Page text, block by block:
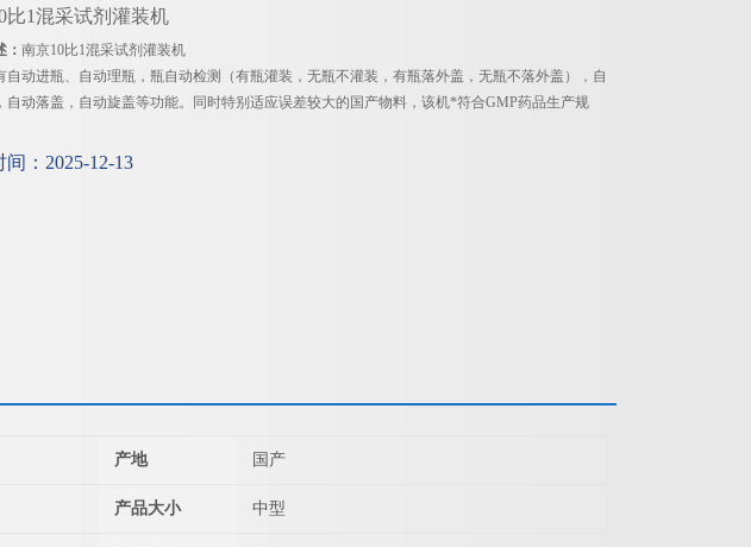
比1混采试剂灌装机
： 南京10比1混采试剂灌装机
自动进瓶、自动理瓶，瓶自动检测（有瓶灌装，无瓶不灌装，有瓶落外盖，无瓶不落外盖），自
自动落盖，自动旋盖等功能。同时特别适应误差较大的国产物料，该机*符合GMP药品生产规
间：2025-12-13
产地 国产
产品大小 中型